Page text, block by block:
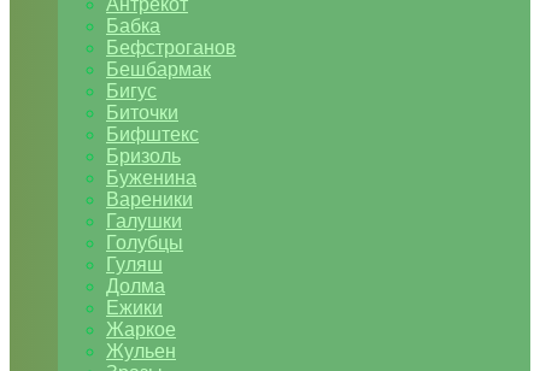
Антрекот
Бабка
Бефстроганов
Бешбармак
Бигус
Биточки
Бифштекс
Бризоль
Буженина
Вареники
Галушки
Голубцы
Гуляш
Долма
Ежики
Жаркое
Жульен